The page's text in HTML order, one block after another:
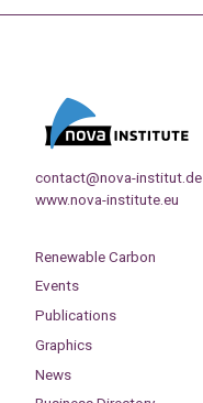
contact@nova-institut.de
www.nova-institute.eu
Renewable Carbon
Events
Publications
Graphics
News